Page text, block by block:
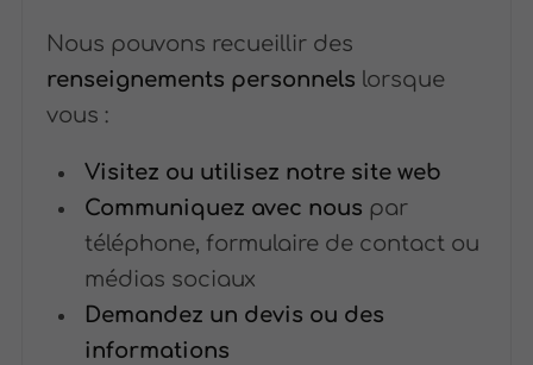
Nous pouvons recueillir des
renseignements personnels lorsque
vous :
Visitez ou utilisez notre site web
Communiquez avec nous par
téléphone, formulaire de contact ou
médias sociaux
Demandez un devis ou des
informations